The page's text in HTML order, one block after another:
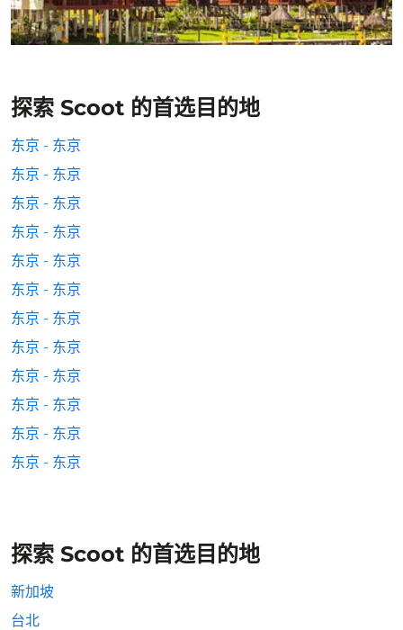
探索 Scoot 的首选目的地
东京 - 东京
东京 - 东京
东京 - 东京
东京 - 东京
东京 - 东京
东京 - 东京
东京 - 东京
东京 - 东京
东京 - 东京
东京 - 东京
东京 - 东京
东京 - 东京
探索 Scoot 的首选目的地
新加坡
台北